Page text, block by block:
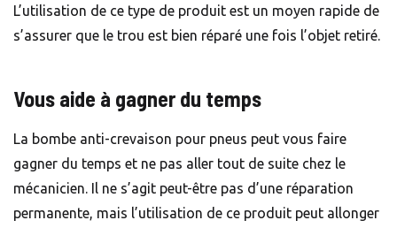
L’utilisation de ce type de produit est un moyen rapide de
s’assurer que le trou est bien réparé une fois l’objet retiré.
Vous aide à gagner du temps
La bombe anti-crevaison pour pneus peut vous faire
gagner du temps et ne pas aller tout de suite chez le
mécanicien. Il ne s’agit peut-être pas d’une réparation
permanente, mais l’utilisation de ce produit peut allonger